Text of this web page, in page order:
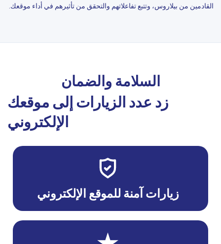
القادمين من بيلاروس، وتتبع تفاعلاتهم والتحقق من تأثيرهم في أداء موقعك.
السلامة والضمان
زد عدد الزيارات إلى موقعك
الإلكتروني
زيارات آمنة للموقع الإلكتروني